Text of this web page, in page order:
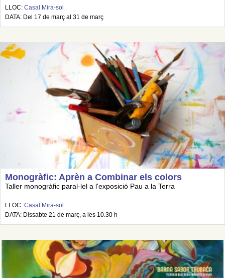
LLOC: Casal Mira-sol
DATA: Del 17 de març al 31 de març
Monogràfic: Aprèn a Combinar els colors
Taller monogràfic paral·lel a l'exposició Pau a la Terra
LLOC: Casal Mira-sol
DATA: Dissabte 21 de març, a les 10.30 h